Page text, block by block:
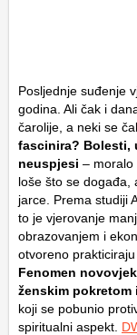
Posljednje suđenje
godina. Ali čak i
čarolije, a neki se
fascinira? Bolesti,
neuspjesi – moralo
loše što se događa,
jarce. Prema studiji
to je vjerovanje
obrazovanjem i
otvoreno
Fenomen
ženskim pokretom
koji se pobunio
spiritualni aspekt.